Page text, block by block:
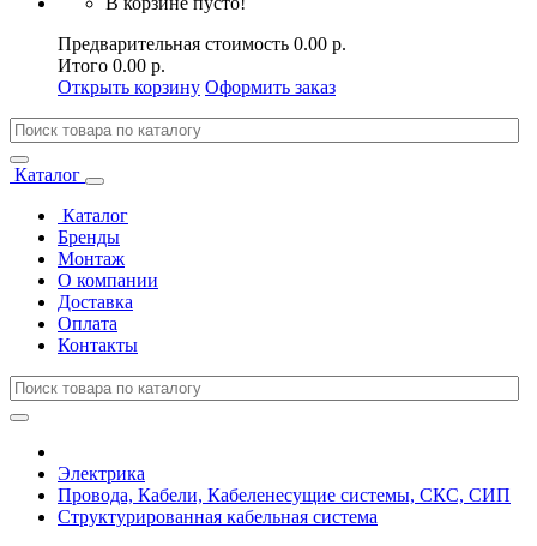
Предварительная стоимость 0.00 р.
Итого 0.00 р.
Открыть корзину Оформить заказ
Каталог
Каталог
Бренды
Монтаж
О компании
Доставка
Оплата
Контакты
Электрика
Провода, Кабели, Кабеленесущие системы, СКС, СИП
Структурированная кабельная система